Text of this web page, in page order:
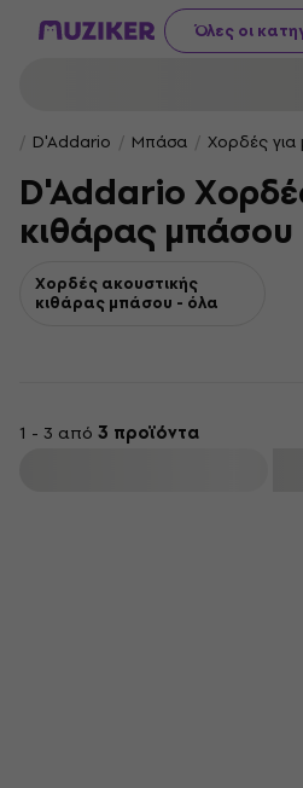
Όλες οι
D'Addario Μπάσα Χορδές
D'Addario
κιθάρας μπάσου
Χορδές ακουστικής
κιθάρας μπάσου - όλα
1 - 3 από 3 προϊόντα